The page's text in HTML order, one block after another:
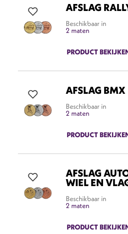
AFSLAG
Beschikbaar in
2 maten
PRODUCT
AFSLAG BMX
Beschikbaar in
2 maten
PRODUCT
AFSLAG
WIEL EN
Beschikbaar in
2 maten
PRODUCT